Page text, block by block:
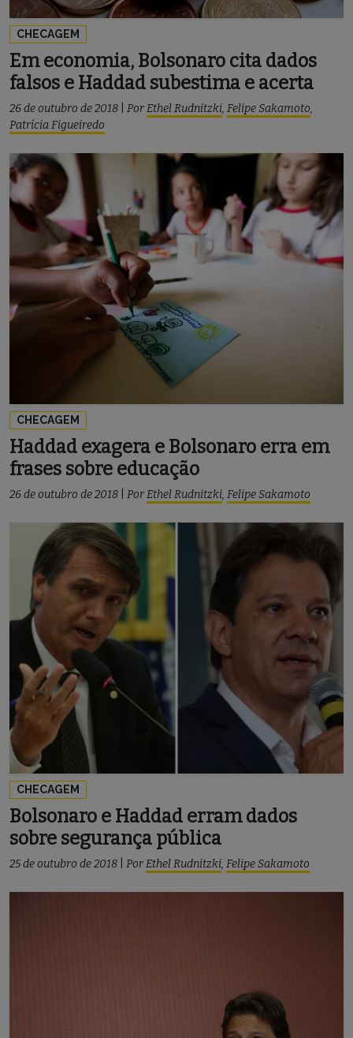
CHECAGEM
Em economia, Bolsonaro cita dados
falsos e Haddad subestima e acerta
26 de outubro de 2018 PorEthel Rudnitzki, Felipe Sakamoto,
Patrícia Figueiredo
CHECAGEM
Haddad exagera e Bolsonaro erra em
frases sobre educação
26 de outubro de 2018 PorEthel Rudnitzki, Felipe Sakamoto
CHECAGEM
Bolsonaro e Haddad erram dados
sobre segurança pública
25 de outubro de 2018 PorEthel Rudnitzki, Felipe Sakamoto